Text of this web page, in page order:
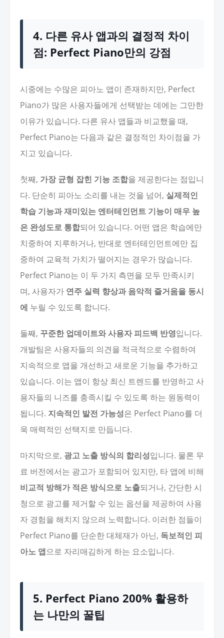
4. 다른 유사 앱과의 결정적 차이
점: Perfect Piano만의 강점
시중에는 수많은 피아노 앱이 존재하지만, Perfect
Piano가 많은 사용자들에게 선택받는 데에는 그만한
이유가 있습니다. 다른 유사 앱들과 비교했을 때,
Perfect Piano는 다음과 같은 결정적인 차이점을 가
지고 있습니다.
첫째, 가장 균형 잡힌 기능 조합을 제공한다는 점입니
다. 단순히 피아노 소리를 내는 것을 넘어, 실제적인
학습 기능과 재미있는 엔터테인먼트 기능이 매우 높
은 완성도로 통합되어 있습니다. 어떤 앱은 학습에만
치중하여 지루하거나, 반대로 엔터테인먼트에만 집
중하여 교육적 가치가 떨어지는 경우가 많습니다.
Perfect Piano는 이 두 가지 측면을 모두 만족시키
며, 사용자가 연주 실력 향상과 음악적 즐거움을 동시
에 누릴 수 있도록 합니다.
둘째, 꾸준한 업데이트와 사용자 피드백 반영입니다.
개발팀은 사용자들의 의견을 적극적으로 수렴하여
지속적으로 앱을 개선하고 새로운 기능을 추가하고
있습니다. 이는 앱이 항상 최신 트렌드를 반영하고 사
용자들의 니즈를 충족시킬 수 있도록 하는 원동력이
됩니다. 지속적인 발전 가능성은 Perfect Piano를 더
욱 매력적인 선택지로 만듭니다.
마지막으로, 광고 노출 방식의 합리성입니다. 물론 무
료 버전에서는 광고가 포함되어 있지만, 타 앱에 비해
비교적 방해가 적은 방식으로 노출되거나, 간단한 시
청으로 광고를 제거할 수 있는 옵션을 제공하여 사용
자 경험을 해치지 않으려 노력합니다. 이러한 점들이
Perfect Piano를 단순한 대체재가 아닌, 독보적인 피
아노 앱으로 자리매김하게 하는 요소입니다.
5. Perfect Piano 200% 활용하
는 나만의 꿀팁